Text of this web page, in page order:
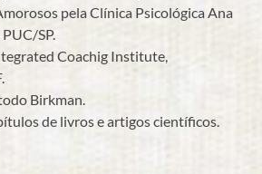
pela Clínica Psicológica Ana
SP.
Coachig Institute,
Birkman.
de livros e artigos científicos.